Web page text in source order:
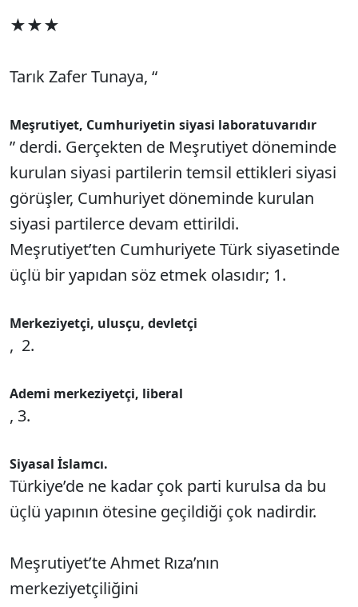
★★★
Tarık Zafer Tunaya, “
Meşrutiyet, Cumhuriyetin siyasi laboratuvarıdır
” derdi. Gerçekten de Meşrutiyet döneminde
kurulan siyasi partilerin temsil ettikleri siyasi
görüşler, Cumhuriyet döneminde kurulan
siyasi partilerce devam ettirildi.
Meşrutiyet’ten Cumhuriyete Türk siyasetinde
üçlü bir yapıdan söz etmek olasıdır; 1.
Merkeziyetçi, ulusçu, devletçi
, 2.
Ademi merkeziyetçi, liberal
, 3.
Siyasal İslamcı.
Türkiye’de ne kadar çok parti kurulsa da bu
üçlü yapının ötesine geçildiği çok nadirdir.
Meşrutiyet’te Ahmet Rıza’nın
merkeziyetçiliğini